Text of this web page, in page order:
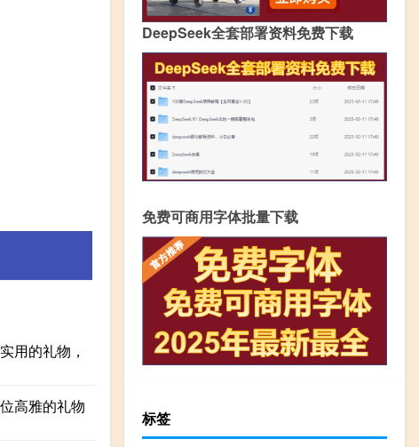
用的礼物，
高雅的礼物
DeepSeek全套部署资料免费下载
免费可商用字体批量下载
标签